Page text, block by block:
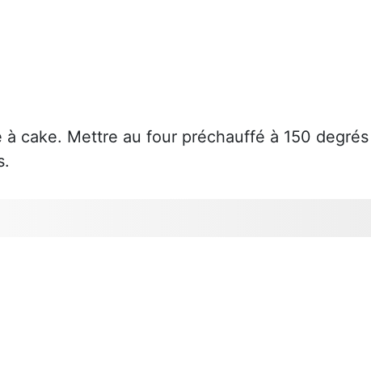
à cake. Mettre au four préchauffé à 150 degrés